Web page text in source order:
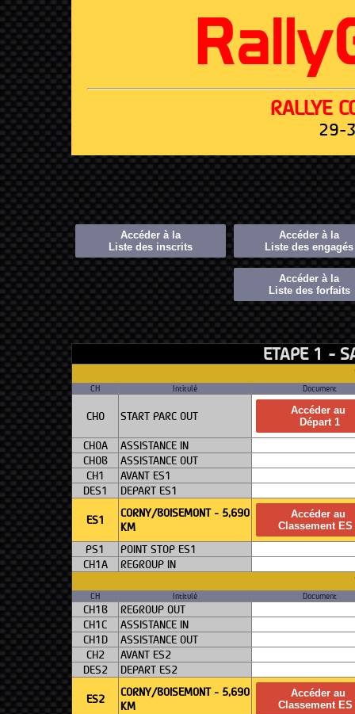
RALLYE
29-
Accéder à la
Liste des inscrits
Accéder à la
Liste des engagés
Accéder à la
Liste des forfaits
ETAPE 1 -
CH Intitulé Document
CH0 START PARC OUT
Accéder au
Départ 1
CH0A
ASSISTANCE IN
CH0B
ASSISTANCE OUT
CH1
AVANT ES1
DES1
DEPART ES1
ES1
CORNY/BOISEMONT - 5,690
KM
Accéder au
Classement ES
PS1
POINT STOP ES1
CH1A
REGROUP IN
CH Intitulé Document
CH1B
REGROUP OUT
CH1C
ASSISTANCE IN
CH1D
ASSISTANCE OUT
CH2
AVANT ES2
DES2
DEPART ES2
ES2
CORNY/BOISEMONT - 5,690
KM
Accéder au
Classement ES